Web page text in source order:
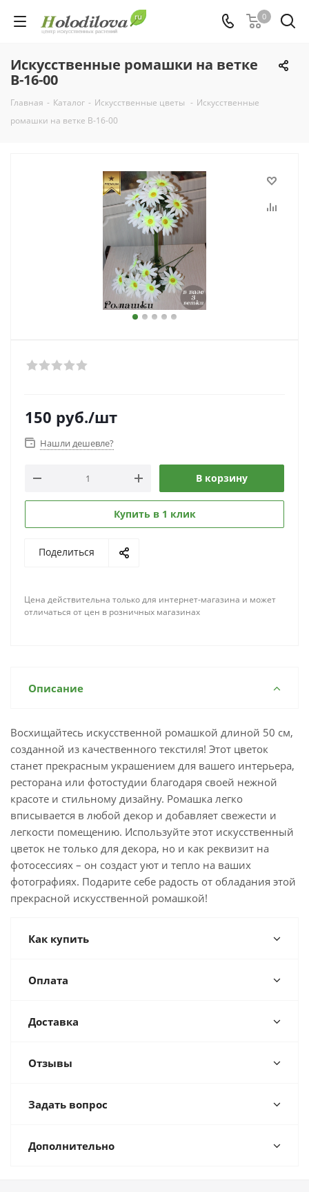
0
Искусственные ромашки на ветке
В-16-00
Главная - Каталог - Искусственные цветы - Искусственные
ромашки на ветке В-16-00
150 руб./шт
Нашли дешевле?
В корзину
Купить в 1 клик
Поделиться
Цена действительна только для интернет-магазина и может
отличаться от цен в розничных магазинах
Описание
Восхищайтесь искусственной ромашкой длиной 50 см,
созданной из качественного текстиля! Этот цветок
станет прекрасным украшением для вашего интерьера,
ресторана или фотостудии благодаря своей нежной
красоте и стильному дизайну. Ромашка легко
вписывается в любой декор и добавляет свежести и
легкости помещению. Используйте этот искусственный
цветок не только для декора, но и как реквизит на
фотосессиях – он создаст уют и тепло на ваших
фотографиях. Подарите себе радость от обладания этой
прекрасной искусственной ромашкой!
Как купить
Оплата
Доставка
Отзывы
Задать вопрос
Дополнительно